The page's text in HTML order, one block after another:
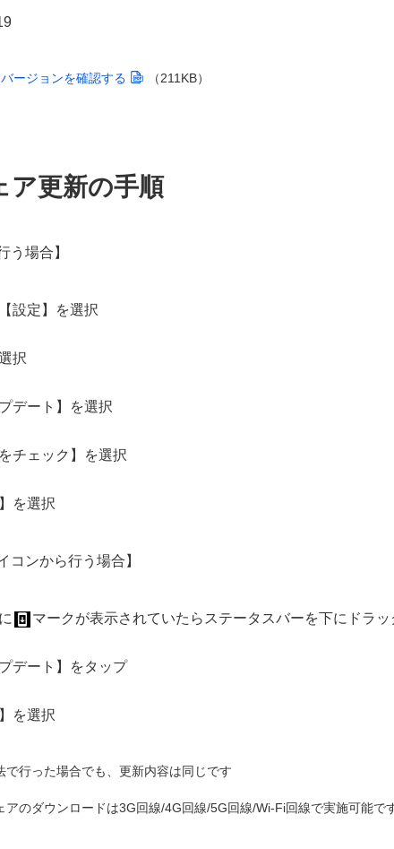
ージョンを確認する （211KB）
ア更新の手順
う場合】
設定】を選択
択
デート】を選択
チェック】を選択
を選択
コンから行う場合】
マークが表示されていたらステータスバーを下にドラッ
デート】をタップ
を選択
で行った場合でも、更新内容は同じです
アのダウンロードは3G回線/4G回線/5G回線/Wi-Fi回線で実施可能で